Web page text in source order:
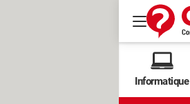
Informatique